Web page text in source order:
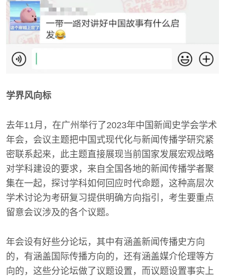
学界风向标
去年11月，在广州举行了2023年中国新闻史学会学术
年会，会议主题把中国式现代化与新闻传播学研究紧
密联系起来，此主题直接展现当前国家发展宏观战略
对学科建设的要求，来自全国各地的新闻传播学者聚
集在一起，探讨学科如何回应时代命题，这种高层次
学术讨论为考研复习提供明确方向指引，考生要重点
留意会议涉及的各个议题。
年会设有好些分论坛，其中有涵盖新闻传播史方向
的，有涵盖国际传播方向的，还有涵盖媒介伦理等方
向的，这些分论坛做了议题设置，而议题设置事实上